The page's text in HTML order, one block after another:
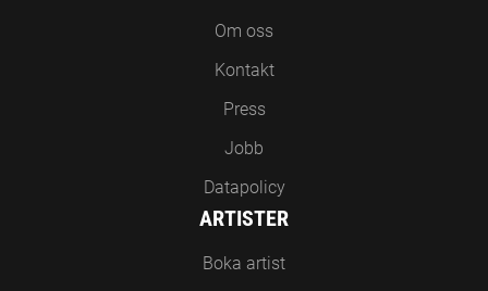
Om oss
Kontakt
Press
Jobb
Datapolicy
ARTISTER
Boka artist